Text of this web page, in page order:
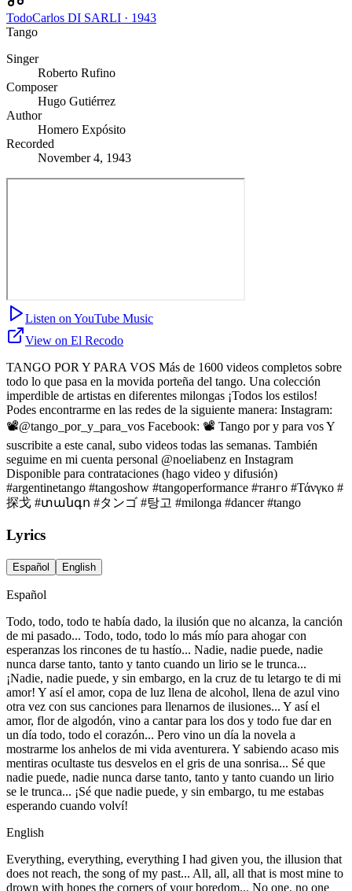
TodoCarlos DI SARLI · 1943
Tango
Singer
Roberto Rufino
Composer
Hugo Gutiérrez
Author
Homero Expósito
Recorded
November 4, 1943
Listen on YouTube Music
View on El Recodo
TANGO POR Y PARA VOS Más de 1600 videos completos sobre
todo lo que pasa en la movida porteña del tango. Una colección
imperdible de artistas en diferentes milongas ¡Todos los estilos!
Podes encontrarme en las redes de la siguiente manera: Instagram:
📽️@tango_por_y_para_vos Facebook: 📽️ Tango por y para vos Y
suscribite a este canal, subo videos todas las semanas. También
seguime en mi cuenta personal @noeliabenz en Instagram
Disponible para contrataciones (hago video y difusión)
#argentinetango #tangoshow #tangoperformance #танго #Τάνγκο #
探戈 #տանգո #タンゴ #탕고 #milonga #dancer #tango
Lyrics
Español English
Español
Todo, todo, todo te había dado, la ilusión que no alcanza, la canción
de mi pasado... Todo, todo, todo lo más mío para ahogar con
esperanzas los rincones de tu hastío... Nadie, nadie puede, nadie
nunca darse tanto, tanto y tanto cuando un lirio se le trunca...
¡Nadie, nadie puede, y sin embargo, en la cruz de tu letargo te di mi
amor! Y así el amor, copa de luz llena de alcohol, llena de azul vino
otra vez con sus canciones para llenarnos de ilusiones... Y así el
amor, flor de algodón, vino a cantar para los dos y todo fue dar en
un día todo, todo el corazón... Pero vino un día la novela a
mostrarme los anhelos de mi vida aventurera. Y sabiendo acaso mis
mentiras ocultaste tus desvelos en el gris de una sonrisa... Sé que
nadie puede, nadie nunca darse tanto, tanto y tanto cuando un lirio
se le trunca... ¡Sé que nadie puede, y sin embargo, tu me estabas
esperando cuando volví!
English
Everything, everything, everything I had given you, the illusion that
does not reach, the song of my past... All, all, all that is most mine to
drown with hopes the corners of your boredom... No one, no one